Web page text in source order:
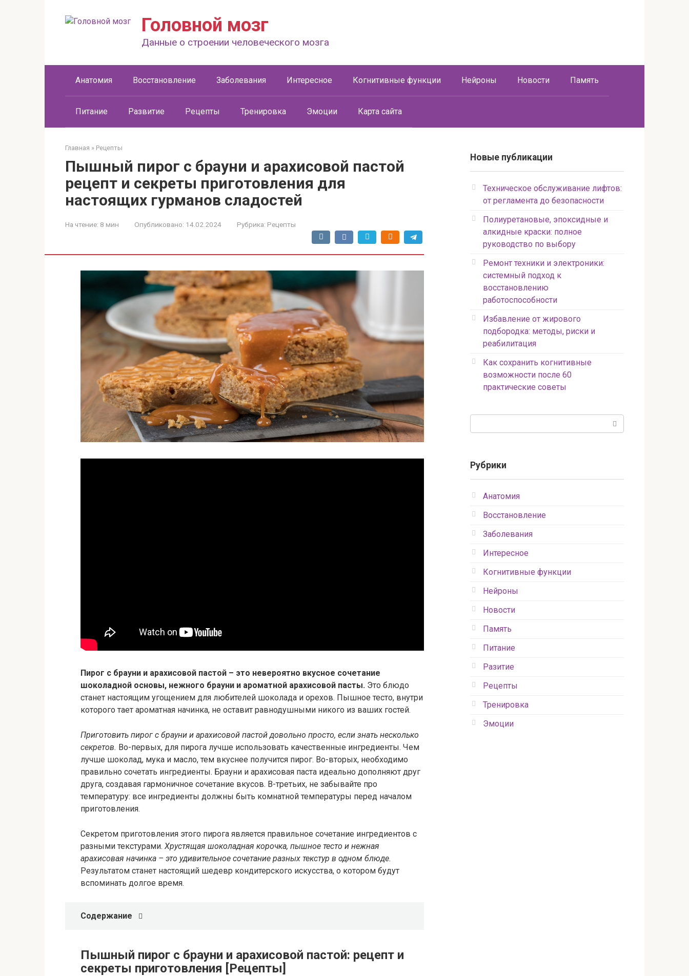
Головной мозг
Данные о строении человеческого мозга
Анатомия Восстановление Заболевания Интересное Когнитивные функции Нейроны Новости Память
Питание Развитие Рецепты Тренировка Эмоции Карта сайта
Главная » Рецепты
Пышный пирог с брауни и арахисовой пастой
рецепт и секреты приготовления для
настоящих гурманов сладостей
На чтение: 8 мин Опубликовано: 14.02.2024 Рубрика: Рецепты
Пирог с брауни и арахисовой пастой – это невероятно вкусное сочетание
шоколадной основы, нежного брауни и ароматной арахисовой пасты. Это блюдо
станет настоящим угощением для любителей шоколада и орехов. Пышное тесто, внутри
которого тает ароматная начинка, не оставит равнодушными никого из ваших гостей.
Приготовить пирог с брауни и арахисовой пастой довольно просто, если знать несколько
секретов. Во-первых, для пирога лучше использовать качественные ингредиенты. Чем
лучше шоколад, мука и масло, тем вкуснее получится пирог. Во-вторых, необходимо
правильно сочетать ингредиенты. Брауни и арахисовая паста идеально дополняют друг
друга, создавая гармоничное сочетание вкусов. В-третьих, не забывайте про
температуру: все ингредиенты должны быть комнатной температуры перед началом
приготовления.
Секретом приготовления этого пирога является правильное сочетание ингредиентов с
разными текстурами. Хрустящая шоколадная корочка, пышное тесто и нежная
арахисовая начинка – это удивительное сочетание разных текстур в одном блюде.
Результатом станет настоящий шедевр кондитерского искусства, о котором будут
вспоминать долгое время.
Содержание
Пышный пирог с брауни и арахисовой пастой: рецепт и
секреты приготовления [Рецепты]
Новые публикации
Техническое обслуживание лифтов:
от регламента до безопасности
Полиуретановые, эпоксидные и
алкидные краски: полное
руководство по выбору
Ремонт техники и электроники:
системный подход к
восстановлению
работоспособности
Избавление от жирового
подбородка: методы, риски и
реабилитация
Как сохранить когнитивные
возможности после 60
практические советы
Рубрики
Анатомия
Восстановление
Заболевания
Интересное
Когнитивные функции
Нейроны
Новости
Память
Питание
Разитие
Рецепты
Тренировка
Эмоции